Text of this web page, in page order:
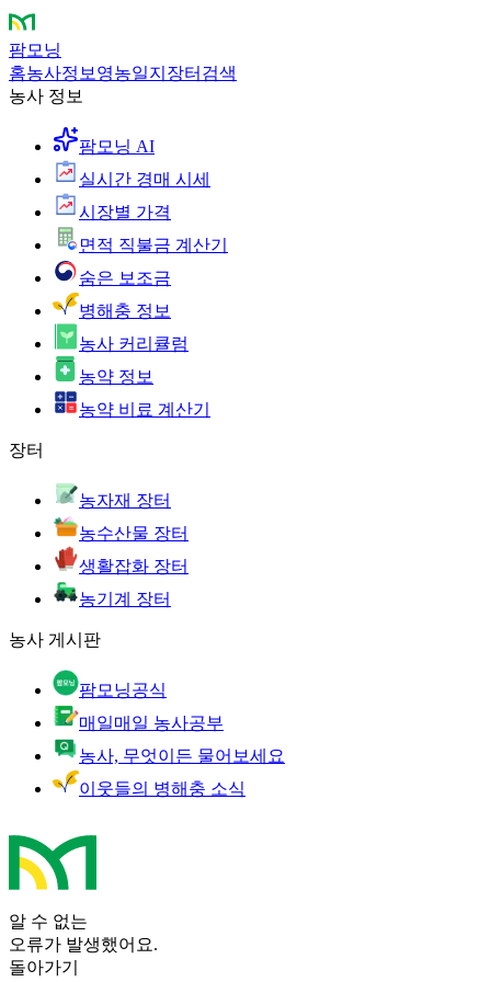
팜모닝
홈농사정보 영농일지 장터 검색
농사 정보
팜모닝 AI
실시간 경매 시세
시장별 가격
면적 직불금 계산기
숨은 보조금
병해충 정보
농사 커리큘럼
농약 정보
농약 비료 계산기
장터
농자재 장터
농수산물 장터
생활잡화 장터
농기계 장터
농사 게시판
팜모닝공식
매일매일 농사공부
농사, 무엇이든 물어보세요
이웃들의 병해충 소식
알 수 없는
오류가 발생했어요.
돌아가기